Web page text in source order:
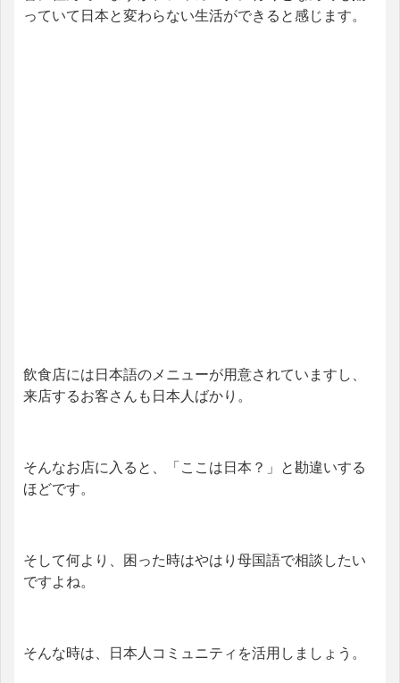
っていて日本と変わらない生活ができると感じます。
飲食店には日本語のメニューが用意されていますし、
来店するお客さんも日本人ばかり。
そんなお店に入ると、「ここは日本？」と勘違いする
ほどです。
そして何より、困った時はやはり母国語で相談したい
ですよね。
そんな時は、日本人コミュニティを活用しましょう。